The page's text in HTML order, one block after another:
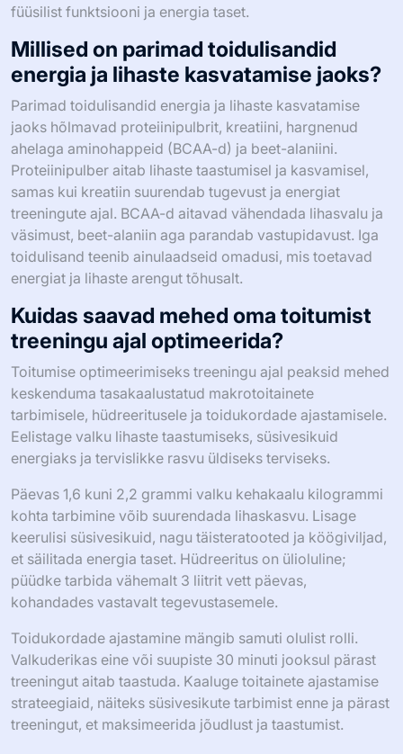
füüsilist funktsiooni ja energia taset.
Millised on parimad toidulisandid
energia ja lihaste kasvatamise jaoks?
Parimad toidulisandid energia ja lihaste kasvatamise
jaoks hõlmavad proteiinipulbrit, kreatiini, hargnenud
ahelaga aminohappeid (BCAA-d) ja beet-alaniini.
Proteiinipulber aitab lihaste taastumisel ja kasvamisel,
samas kui kreatiin suurendab tugevust ja energiat
treeningute ajal. BCAA-d aitavad vähendada lihasvalu ja
väsimust, beet-alaniin aga parandab vastupidavust. Iga
toidulisand teenib ainulaadseid omadusi, mis toetavad
energiat ja lihaste arengut tõhusalt.
Kuidas saavad mehed oma toitumist
treeningu ajal optimeerida?
Toitumise optimeerimiseks treeningu ajal peaksid mehed
keskenduma tasakaalustatud makrotoitainete
tarbimisele, hüdreeritusele ja toidukordade ajastamisele.
Eelistage valku lihaste taastumiseks, süsivesikuid
energiaks ja tervislikke rasvu üldiseks terviseks.
Päevas 1,6 kuni 2,2 grammi valku kehakaalu kilogrammi
kohta tarbimine võib suurendada lihaskasvu. Lisage
keerulisi süsivesikuid, nagu täisteratooted ja köögiviljad,
et säilitada energia taset. Hüdreeritus on ülioluline;
püüdke tarbida vähemalt 3 liitrit vett päevas,
kohandades vastavalt tegevustasemele.
Toidukordade ajastamine mängib samuti olulist rolli.
Valkuderikas eine või suupiste 30 minuti jooksul pärast
treeningut aitab taastuda. Kaaluge toitainete ajastamise
strateegiaid, näiteks süsivesikute tarbimist enne ja pärast
treeningut, et maksimeerida jõudlust ja taastumist.